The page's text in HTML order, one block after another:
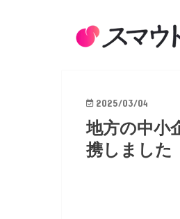
2025/03/04
地方の中小
携しました